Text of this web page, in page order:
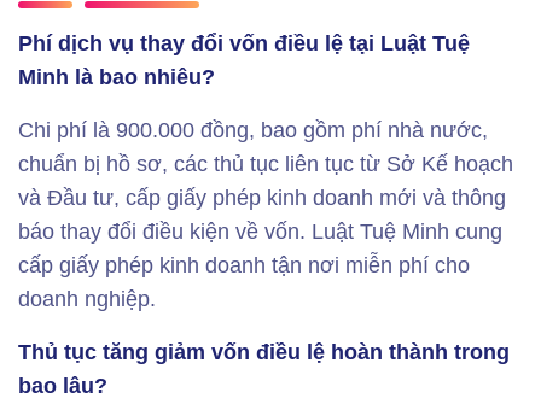
Phí dịch vụ thay đổi vốn điều lệ tại Luật Tuệ
Minh là bao nhiêu?
Chi phí là 900.000 đồng, bao gồm phí nhà nước,
chuẩn bị hồ sơ, các thủ tục liên tục từ Sở Kế hoạch
và Đầu tư, cấp giấy phép kinh doanh mới và thông
báo thay đổi điều kiện về vốn. Luật Tuệ Minh cung
cấp giấy phép kinh doanh tận nơi miễn phí cho
doanh nghiệp.
Thủ tục tăng giảm vốn điều lệ hoàn thành trong
bao lâu?